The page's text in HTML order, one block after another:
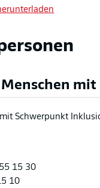
Schwerpunkt
15 30
10